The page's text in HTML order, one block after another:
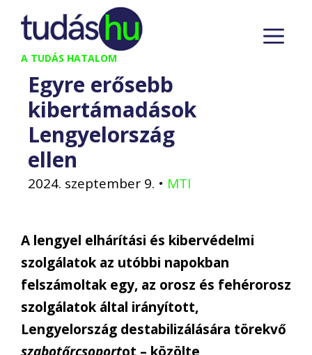
Kilépés
tartalomba
A TUDÁS HATALOM
Egyre erősebb
kibertámadások
Lengyelország
ellen
2024. szeptember 9. • MTI
A lengyel elhárítási és kibervédelmi
szolgálatok az utóbbi napokban
felszámoltak egy, az orosz és fehérorosz
szolgálatok által irányított,
Lengyelország destabilizálására törekvő